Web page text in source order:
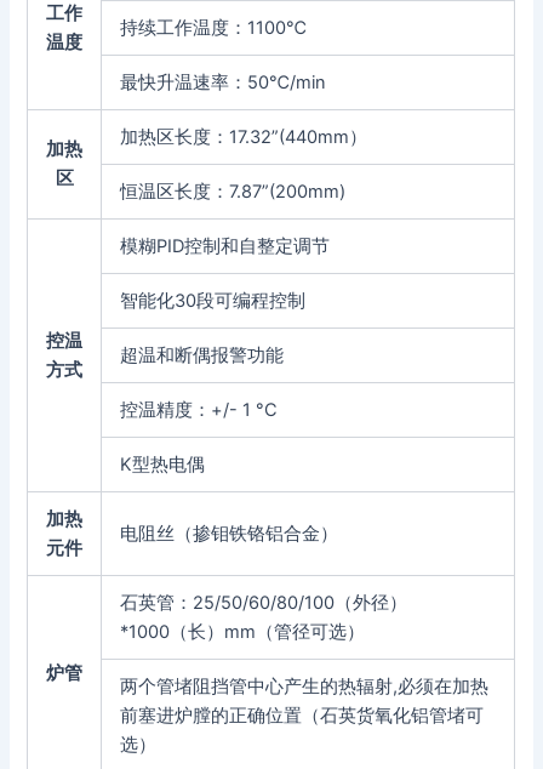
工作
温度
持续工作温度：1100℃
最快升温速率：50℃/min
加热
区
加热区长度：17.32”(440mm）
恒温区长度：7.87”(200mm)
控温
方式
模糊PID控制和自整定调节
智能化30段可编程控制
超温和断偶报警功能
控温精度：+/- 1 °C
K型热电偶
加热
元件
电阻丝（掺钼铁铬铝合金）
炉管
石英管：25/50/60/80/100（外径）
*1000（长）mm（管径可选）
两个管堵阻挡管中心产生的热辐射,必须在加热
前塞进炉膛的正确位置（石英货氧化铝管堵可
选）